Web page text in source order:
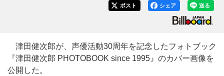
送る
シェア
ポスト
津田健次郎が、声優活動30周年を記念したフォトブック
『津田健次郎 PHOTOBOOK since 1995』のカバー画像を
公開した。